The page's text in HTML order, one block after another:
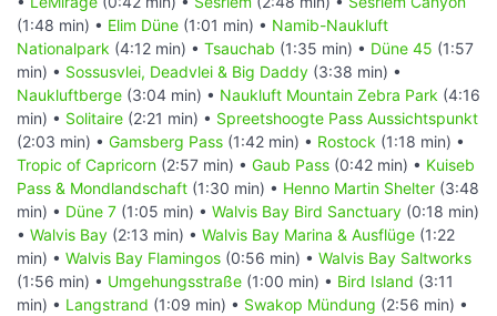
(1:48 min) • Elim Düne (1:01 min) • Namib-Naukluft
Nationalpark (4:12 min) • Tsauchab (1:35 min) • Düne 45 (1:57
min) • Sossusvlei, Deadvlei & Big Daddy (3:38 min) •
Naukluftberge (3:04 min) • Naukluft Mountain Zebra Park (4:16
min) • Solitaire (2:21 min) • Spreetshoogte Pass Aussichtspunkt
(2:03 min) • Gamsberg Pass (1:42 min) • Rostock (1:18 min) •
Tropic of Capricorn (2:57 min) • Gaub Pass (0:42 min) • Kuiseb
Pass & Mondlandschaft (1:30 min) • Henno Martin Shelter (3:48
min) • Düne 7 (1:05 min) • Walvis Bay Bird Sanctuary (0:18 min)
• Walvis Bay (2:13 min) • Walvis Bay Marina & Ausflüge (1:22
min) • Walvis Bay Flamingos (0:56 min) • Walvis Bay Saltworks
(1:56 min) • Umgehungsstraße (1:00 min) • Bird Island (3:11
min) • Langstrand (1:09 min) • Swakop Mündung (2:56 min) •